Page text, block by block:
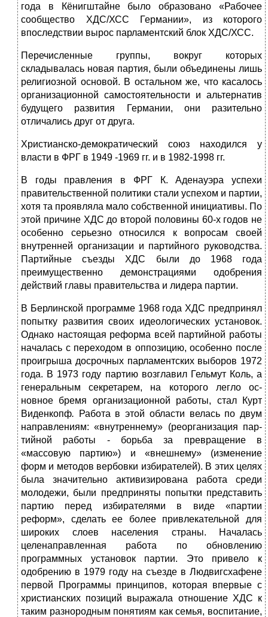
года в Кёнигштайне было образовано «Рабочее
сообщество ХДС/ХСС Германии»,
из которого
впоследствии вырос парламентский блок ХДС/ХСС.
Перечисленные группы, вокруг которых
складывалась новая партия, бы­ли объединены лишь
религиозной основой. В остальном же, что касалось
ор­ганизационной самостоятельности и альтернатив
будущего развития Герма­нии, они разительно
отличались друг от друга.
Христианско-демократический союз находился у
власти в ФРГ в 1949 -1969 гг. и в 1982-1998 гг.
В годы правления в ФРГ К. Аденауэра успехи
правительственной полити­ки стали успехом и партии,
хотя та проявляла мало собственной инициативы. По
этой причине ХДС до второй половины 60-х годов не
особенно серьезно относился к вопросам своей
внутренней организации и партийного руково­дства.
Партийные съезды ХДС были до 1968 года
преимущественно демон­страциями одобрения
действий главы правительства и лидера партии.
В Берлинской программе 1968 года ХДС предпринял
попытку развития своих идеологических установок.
Однако настоящая реформа всей партийной работы
началась с переходом в оппозицию, особенно после
про­игрыша досрочных парламентских выборов 1972
года. В 1973 году партию возглавил Гельмут Коль, а
генеральным секретарем, на которого легло ос­
новное бремя организационной работы, стал Курт
Виденкопф.
Работа в этой области велась по двум
направлениям: «внутреннему» (реорганизация пар­
тийной работы - борьба за превращение в
«массовую партию») и «внешне­му» (изменение
форм и методов вербовки избирателей). В этих целях
была значительно активизирована работа среди
молодежи, были предприняты попытки представить
партию перед избирателями в виде «партии
реформ», сделать ее более привлекательной для
широких слоев населения страны. Началась
целенаправленная работа по обновлению
программных установок партии. Это привело к
одобрению в 1979 году на съезде в Людвигсхафене
первой Программы принципов, которая впервые с
христианских позиций выражала отношение ХДС к
таким разнородным понятиям как семья, воспитание,